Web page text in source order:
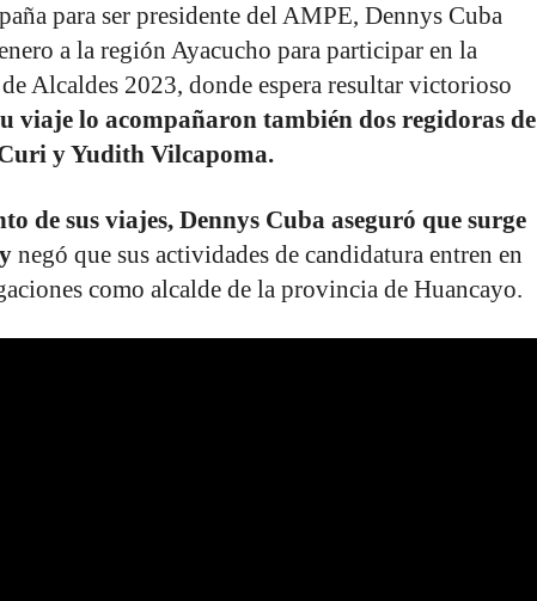
para ser presidente del AMPE, Dennys Cuba
a la región Ayacucho para participar en la
Alcaldes 2023, donde espera resultar victorioso
viaje lo acompañaron también dos regidoras de
y Yudith Vilcapoma.
de sus viajes, Dennys Cuba aseguró que surge
negó que sus actividades de candidatura entren en
como alcalde de la provincia de Huancayo.